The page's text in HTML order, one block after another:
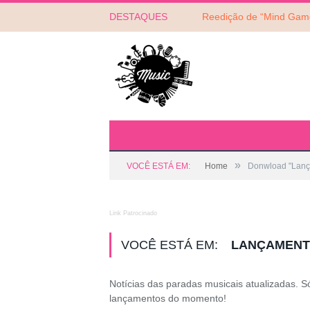
DESTAQUES
VOCÊ ESTÁ EM: Home » Donwload
Link Patrocinado
VOCÊ ESTÁ EM:
Notícias das paradas musicais atualizadas.
lançamentos do momento!